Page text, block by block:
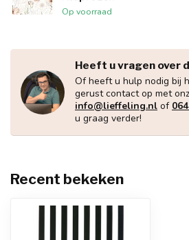
Op voorraad
Heeft u vragen over
Of heeft u hulp nodig bij
gerust contact op met
info@lieffeling.nl of
u graag verder!
Recent bekeken